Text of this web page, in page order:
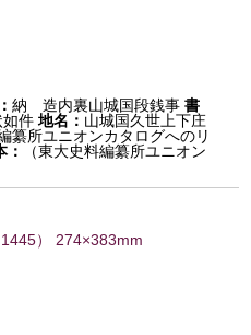
納 造内裏山城国段銭事 書
如件 地名： 山城国久世上下庄
纂所ユニオンカタログへのリ
：
（東大史料編纂所ユニオン
1445） 274×383mm